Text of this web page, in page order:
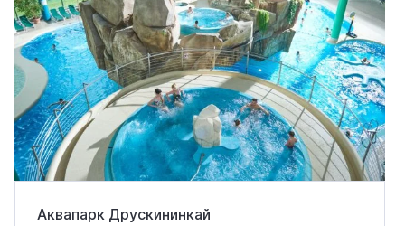
Аквапарк Друскининкай